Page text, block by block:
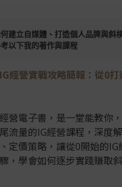
建立自媒體、打造個人品牌與斜
以下我的著作與課程
IG經營實戰攻略簡報：從0
營電子書，是一堂能教你
流量的IG經營課程，深度
定價策略，讓從0開始的IG
，學會如何逐步實踐賺取